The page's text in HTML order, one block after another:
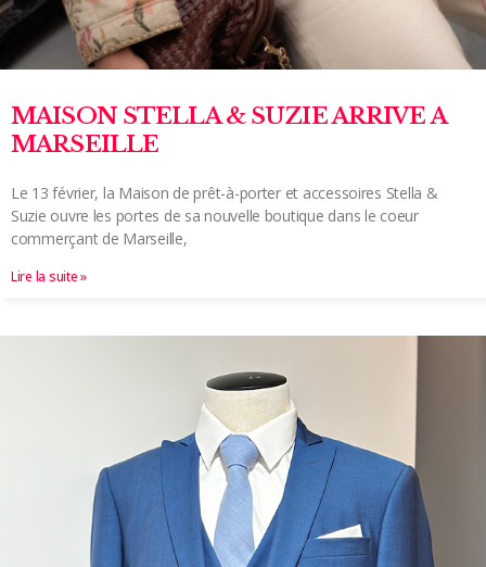
MAISON STELLA & SUZIE ARRIVE A
MARSEILLE
Le 13 février, la Maison de prêt-à-porter et accessoires Stella &
Suzie ouvre les portes de sa nouvelle boutique dans le coeur
commerçant de Marseille,
Lire la suite »